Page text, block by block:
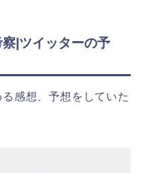
察|ツイッターの予
感想、予想をしていた